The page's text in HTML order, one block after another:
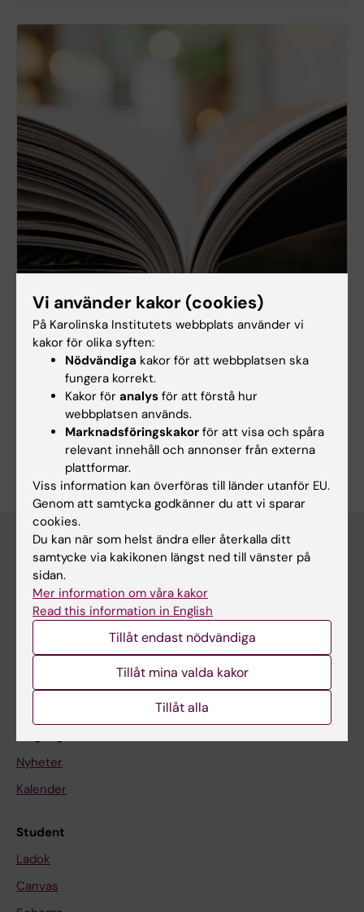
Arkivera utbildning
Ann Hagerborn
Sidan uppdaterad:2025-12-01
Huvudmeny
Utbildning
Forskarutbildning
Forskning
Nyheter
Kalender
Student
Ladok
Canvas
Vi använder kakor (cookies)
På Karolinska Institutets webbplats använder vi
kakor för olika syften:
Nödvändiga kakor för att webbplatsen ska
fungera korrekt.
Kakor för analys för att förstå hur
webbplatsen används.
Marknadsföringskakor för att visa och spåra
relevant innehåll och annonser från externa
plattformar.
Viss information kan överföras till länder utanför EU.
Genom att samtycka godkänner du att vi sparar
cookies.
Du kan när som helst ändra eller återkalla ditt
samtycke via kakikonen längst ned till vänster på
sidan.
Mer information om våra kakor
Read this information in English
Tillåt endast nödvändiga
Tillåt mina valda kakor
Tillåt alla